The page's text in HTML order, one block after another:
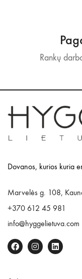
Rankų
Dovanos, kurios kuria
Marvelės g. 108,
+370 612 45 981
info@hyggelietuva.com